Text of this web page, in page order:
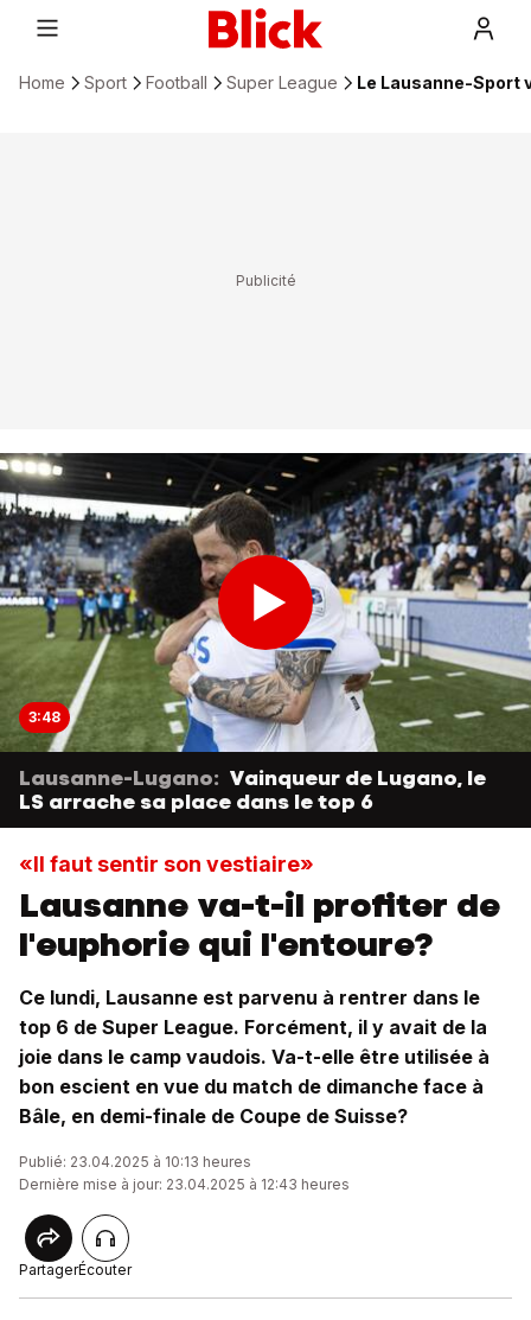
Home Sport Football Super League Le Lausanne-
3:48
Lausanne-Lugano: Vainqueur de Lugano, le
LS arrache sa place dans le top 6
«Il faut sentir son vestiaire»
Lausanne va-t-il profiter de
l'euphorie qui l'entoure?
Ce lundi, Lausanne est parvenu à rentrer dans le
top 6 de Super League. Forcément, il y avait de la
joie dans le camp vaudois. Va-t-elle être utilisée à
bon escient en vue du match de dimanche face à
Bâle, en demi-finale de Coupe de Suisse?
Publié: 23.04.2025 à 10:13 heures
Dernière mise à jour: 23.04.2025 à 12:43 heures
PartagerÉcouter